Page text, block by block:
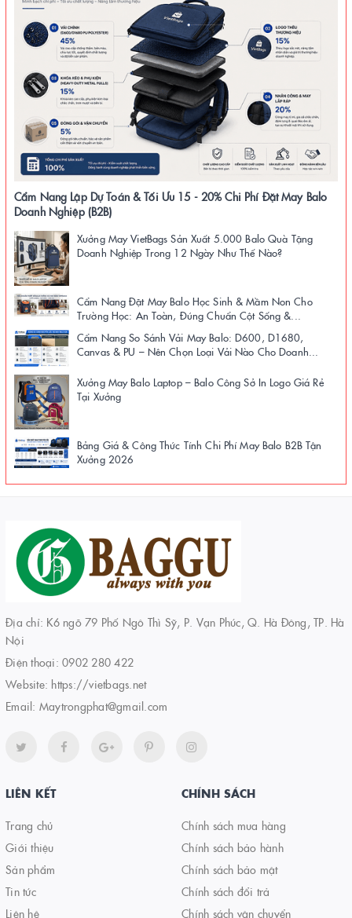
Cẩm Nang Lập Dự Toán & Tối Ưu 15 - 20% Chi Phí Đặt May Balo
Doanh Nghiệp (B2B)
Xưởng May VietBags Sản Xuất 5.000 Balo Quà Tặng
Doanh Nghiệp Trong 12 Ngày Như Thế Nào?
Cẩm Nang Đặt May Balo Học Sinh & Mầm Non Cho
Trường Học: An Toàn, Đúng Chuẩn Cột Sống &...
Cẩm Nang So Sánh Vải May Balo: D600, D1680,
Canvas & PU – Nên Chọn Loại Vải Nào Cho Doanh...
Xưởng May Balo Laptop – Balo Công Sở In Logo Giá Rẻ
Tại Xưởng
Bảng Giá & Công Thức Tính Chi Phí May Balo B2B Tận
Xưởng 2026
Địa chỉ: K6 ngõ 79 Phố Ngô Thì Sỹ, P. Vạn Phúc, Q. Hà Đông, TP. Hà
Nội
Điện thoại: 0902 280 422
Website: https://vietbags.net
Email: Maytrongphat@gmail.com
LIÊN KẾT
Trang chủ
Giới thiệu
Sản phẩm
Tin tức
Liên hệ
CHÍNH SÁCH
Chính sách mua hàng
Chính sách bảo hành
Chính sách bảo mật
Chính sách đổi trả
Chính sách vận chuyển